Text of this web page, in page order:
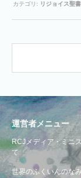
カテゴリ: リジョイス聖
運営者メニュー
RCJメディア・ミニ
て
世界のふくいんのな